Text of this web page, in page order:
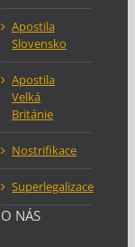
Apostila
Slovensko
Apostila
Velká
Británie
Nostrifikace
Superlegalizace
O NÁS